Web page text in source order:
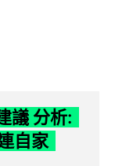
議 分析:
自家